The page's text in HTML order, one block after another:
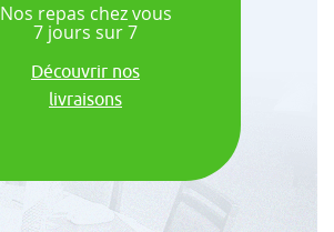
Nos repas chez vous
7 jours sur 7
Découvrir nos
livraisons